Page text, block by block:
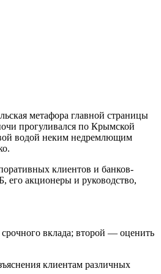
метафора главной страницы
прогуливался по Крымской
водой неким недремлющим
клиентов и банков-
его акционеры и руководство,
вклада; второй — оценить
клиентам различных